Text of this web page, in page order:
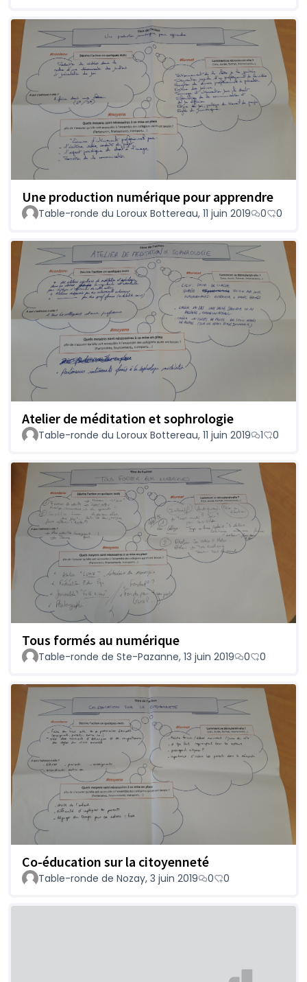
Une production numérique pour apprendre
Table-ronde du Loroux Bottereau, 11 juin 2019 0 0
Atelier de méditation et sophrologie
Table-ronde du Loroux Bottereau, 11 juin 2019 1 0
Tous formés au numérique
Table-ronde de Ste-Pazanne, 13 juin 2019 0 0
Co-éducation sur la citoyenneté
Table-ronde de Nozay, 3 juin 2019 0 0